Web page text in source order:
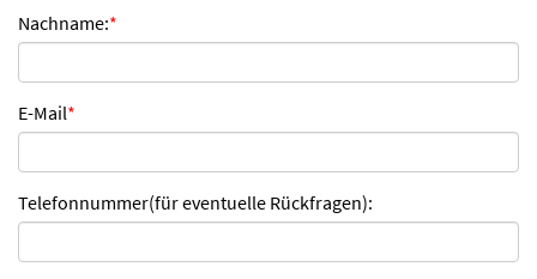
Nachname:*
E-Mail*
Telefonnummer(für eventuelle Rückfragen):